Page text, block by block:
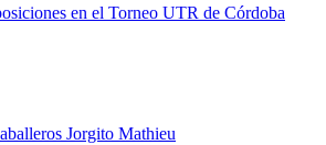
en el Torneo UTR de Córdoba
Jorgito Mathieu